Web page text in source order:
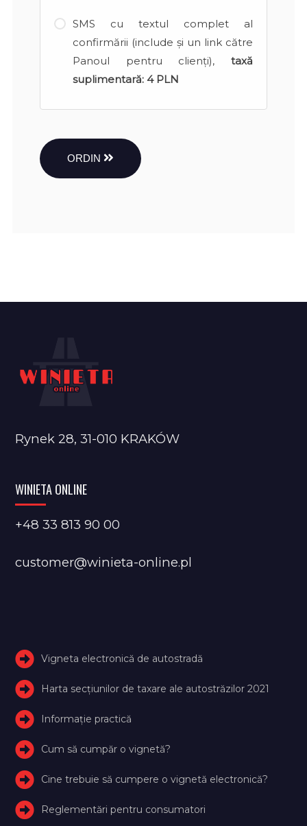
SMS cu textul complet al
confirmării (include și un link către
Panoul pentru clienți), taxă
suplimentară: 4 PLN
ORDIN
Rynek 28, 31-010 KRAKÓW
WINIETA ONLINE
+48 33 813 90 00
customer@winieta-online.pl
Vigneta electronică de autostradă
Harta secțiunilor de taxare ale autostrăzilor 2021
Informație practică
Cum să cumpăr o vignetă?
Cine trebuie să cumpere o vignetă electronică?
Reglementări pentru consumatori